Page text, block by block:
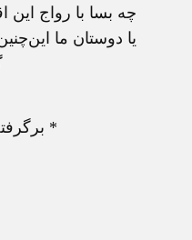
چه بسا با رواج این
یا دوستان ما
*